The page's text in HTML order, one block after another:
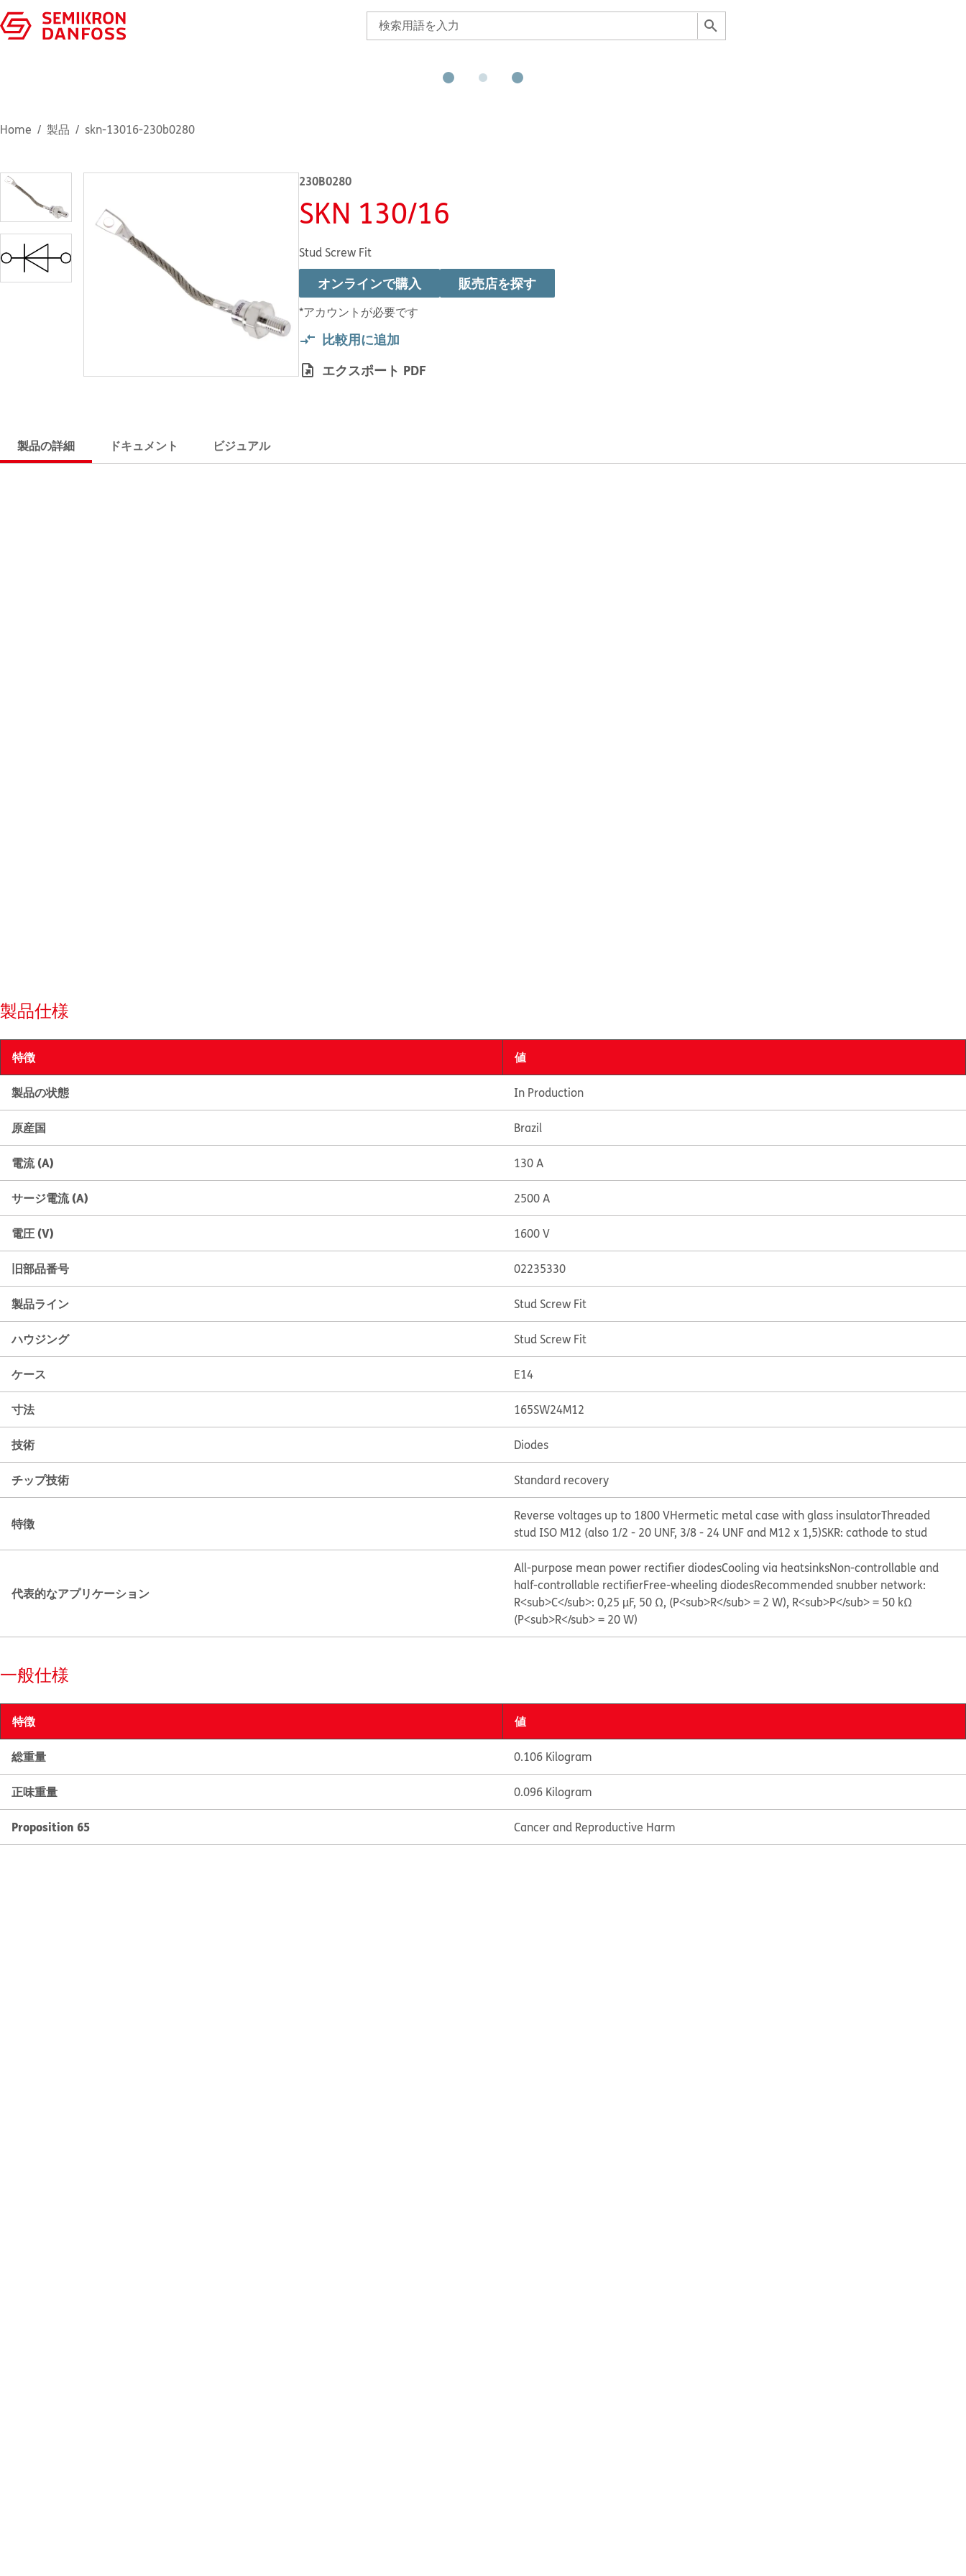
Home 製品 skn-13016-230b0280
230B0280
SKN 130/16
Stud Screw Fit
オンラインで購入
*アカウントが必要です
販売店を探す
比較用に追加
エクスポート PDF
製品の詳細 ドキュメント ビジュアル
製品仕様
特徴 値
製品の状態 In Production
原産国 Brazil
電流 (A) 130 A
サージ電流 (A) 2500 A
電圧 (V) 1600 V
旧部品番号 02235330
製品ライン Stud Screw Fit
ハウジング Stud Screw Fit
ケース E14
寸法 165SW24M12
技術 Diodes
チップ技術 Standard recovery
特徴 Reverse voltages up to 1800 VHermetic metal case with glass insulatorThreaded
stud ISO M12 (also 1/2 - 20 UNF, 3/8 - 24 UNF and M12 x 1,5)SKR: cathode to stud
代表的なアプリケーション
All-purpose mean power rectifier diodesCooling via heatsinksNon-controllable and
half-controllable rectifierFree-wheeling diodesRecommended snubber network:
R<sub>C</sub>: 0,25 µF, 50 Ω, (P<sub>R</sub> = 2 W), R<sub>P</sub> = 50 kΩ
(P<sub>R</sub> = 20 W)
一般仕様
特徴 値
総重量 0.106 Kilogram
正味重量 0.096 Kilogram
Proposition 65 Cancer and Reproductive Harm